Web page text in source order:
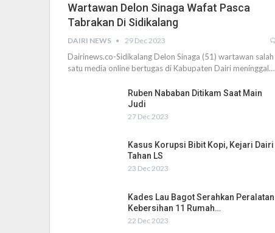
Wartawan Delon Sinaga Wafat Pasca
Tabrakan Di Sidikalang
DAIRI NEWS 29 Dec 2023
Dairinews.co-Sidikalang Delon Sinaga (51) wartawan salah
satu media online bertugas di Kabupaten Dairi meninggal…
Ruben Nababan Ditikam Saat Main
Judi
27 Dec 2023
Kasus Korupsi Bibit Kopi, Kejari Dairi
Tahan LS
23 Dec 2023
Kades Lau Bagot Serahkan Peralatan
Kebersihan 11 Rumah…
22 Dec 2023